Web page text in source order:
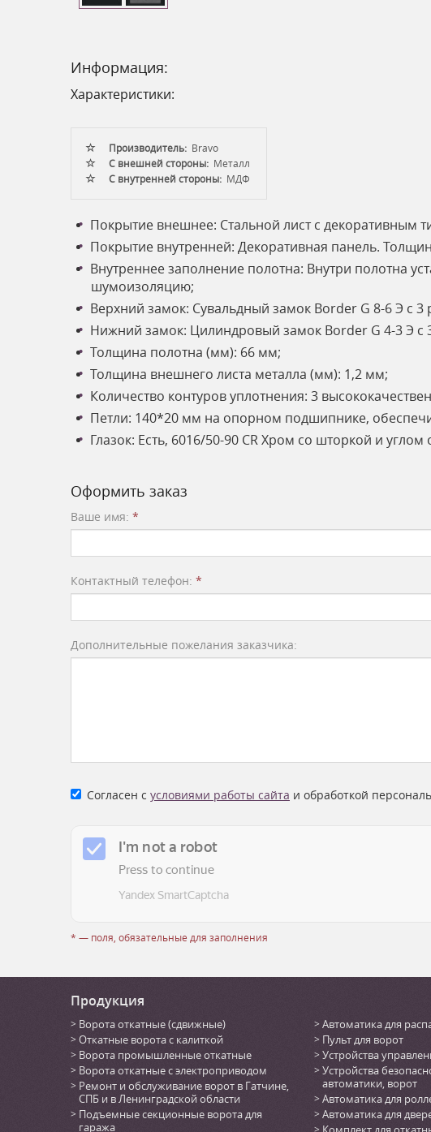
Информация:
Характеристики:
Производитель: Bravo
С внешней стороны: Металл
С внутренней стороны: МДФ
Покрытие внешнее: Стальной лист с декоративным
Покрытие внутренней: Декоративная панель.
Внутреннее заполнение полотна: Внутри полотна
шумоизоляцию;
Верхний замок: Сувальдный замок Border G 8-6 Э с
Нижний замок: Цилиндровый замок Border G 4-3 Э
Толщина полотна (мм): 66 мм;
Толщина внешнего листа металла (мм): 1,2 мм;
Количество контуров уплотнения: 3
Петли: 140*20 мм на опорном подшипнике,
Глазок: Есть, 6016/50-90 CR Хром со шторкой и углом
Оформить заказ
Ваше имя: *
Контактный телефон: *
Дополнительные пожелания заказчика:
Согласен с условиями работы сайта и обработкой
* — поля, обязательные для заполнения
Продукция
Ворота откатные (сдвижные)
Откатные ворота с калиткой
Ворота промышленные откатные
Ворота откатные с электроприводом
Ремонт и обслуживание ворот в Гатчине,
СПБ и в Ленинградской области
Подъемные секционные ворота для
гаража
Автоматика для
Пульт для ворот
Устройства
Устройства
автоматики, ворот
Автоматика для
Автоматика для